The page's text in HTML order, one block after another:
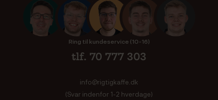
Ring til kundeservice (10-16)
tlf. 70 777 303
info@rigtigkaffe.dk
(Svar indenfor 1-2 hverdage)